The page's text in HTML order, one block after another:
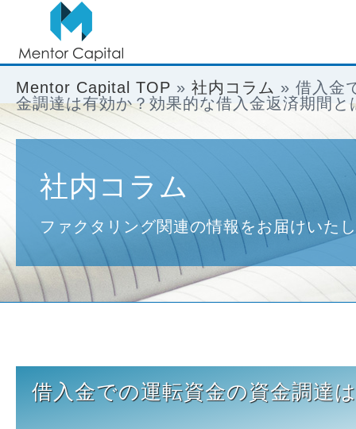
Mentor Capital TOP » 社内コラム » 借入金
金調達は有効か？効果的な借入金返済期間と
社内コラム
ファクタリング関連の情報をお届けいた
借入金での運転資金の資金調達